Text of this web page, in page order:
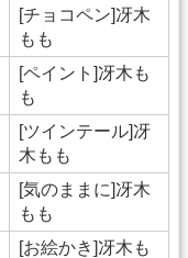
[チョコペン]冴木
もも
[ペイント]冴木も
も
[ツインテール]冴
木もも
[気のままに]冴木
もも
[お絵かき]冴木も